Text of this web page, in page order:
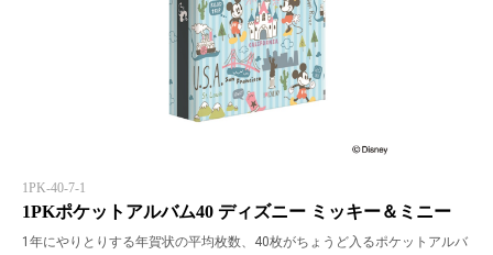
1PK-40-7-1
1PKポケットアルバム40 ディズニー ミッキー＆ミニー
1年にやりとりする年賀状の平均枚数、40枚がちょうど入るポケットアルバ